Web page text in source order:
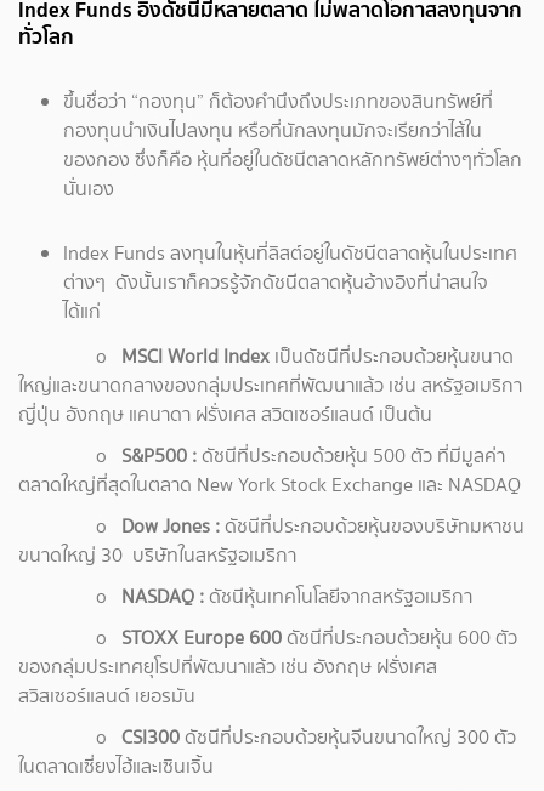
Index Funds อิงดัชนีมีหลายตลาด ไม่พลาดโอกาสลงทุนจาก
ทั่วโลก
ขึ้นชื่อว่า “กองทุน” ก็ต้องคำนึงถึงประเภทของสินทรัพย์ที่
กองทุนนำเงินไปลงทุน หรือที่นักลงทุนมักจะเรียกว่าไส้ใน
ของกอง ซึ่งก็คือ หุ้นที่อยู่ในดัชนีตลาดหลักทรัพย์ต่างๆทั่วโลก
นั่นเอง
Index Funds ลงทุนในหุ้นที่ลิสต์อยู่ในดัชนีตลาดหุ้นในประเทศ
ต่างๆ ดังนั้นเราก็ควรรู้จักดัชนีตลาดหุ้นอ้างอิงที่น่าสนใจ
ได้แก่
o MSCI World Index เป็นดัชนีที่ประกอบด้วยหุ้นขนาด
ใหญ่และขนาดกลางของกลุ่มประเทศที่พัฒนาแล้ว เช่น สหรัฐอเมริกา
ญี่ปุ่น อังกฤษ แคนาดา ฝรั่งเศส สวิตเซอร์แลนด์ เป็นต้น
o S&P500 :ดัชนีที่ประกอบด้วยหุ้น 500 ตัว ที่มีมูลค่า
ตลาดใหญ่ที่สุดในตลาด New York Stock Exchange และ NASDAQ
o Dow Jones :ดัชนีที่ประกอบด้วยหุ้นของบริษัทมหาชน
ขนาดใหญ่ 30 บริษัทในสหรัฐอเมริกา
o NASDAQ :ดัชนีหุ้นเทคโนโลยีจากสหรัฐอเมริกา
o STOXX Europe 600ดัชนีที่ประกอบด้วยหุ้น 600 ตัว
ของกลุ่มประเทศยุโรปที่พัฒนาแล้ว เช่น อังกฤษ ฝรั่งเศส
สวิสเซอร์แลนด์ เยอรมัน
o CSI300ดัชนีที่ประกอบด้วยหุ้นจีนขนาดใหญ่ 300 ตัว
ในตลาดเซี่ยงไฮ้และเซินเจิ้น